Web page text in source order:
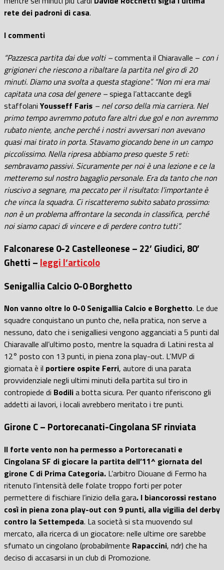
rete dei padroni di casa.
I commenti
“Pazzesca partita dai due volti –commenta il Chiaravalle – con i
grigioneri che riescono a ribaltare la partita nel giro di 20
minuti. Diamo una svolta a questa stagione”. “Non mi era mai
capitata una cosa del genere –spiega l’attaccante degli
staffolaniYousseff Faris – nel corso della mia carriera. Nel
primo tempo avremmo potuto fare altri due gol e non avremmo
rubato niente, anche perché i nostri avversari non avevano
quasi mai tirato in porta. Stavamo giocando bene in un campo
piccolissimo. Nella ripresa abbiamo preso queste 5 reti:
sembravamo passivi. Sicuramente per noi è una lezione e ce la
metteremo sul nostro bagaglio personale. Era da tanto che non
riuscivo a segnare, ma peccato per il risultato: l’importante è
che vinca la squadra. Ci riscatteremo subito sabato prossimo:
non è un problema affrontare la seconda in classifica, perché
noi siamo capaci di vincere e di perdere contro tutti”.
Falconarese 0-2 Castelleonese – 22’ Giudici, 80’
Ghetti – leggi l’articolo
Senigallia Calcio 0-0 Borghetto
Non vanno oltre lo 0-0 Senigallia Calcio e Borghetto. Le due
squadre conquistano un punto che, nella pratica, non serve a
nessuno, dato che i senigalliesi vengono agganciati a 5 punti dal
Chiaravalle all’ultimo posto, mentre la squadra di Latini resta al
12° posto con 13 punti, in piena zona play-out. L’MVP di
giornata è il portiere ospite Ferri, autore di una parata
provvidenziale negli ultimi minuti della partita sul tiro in
contropiede di Bodilia botta sicura. Per quanto riferiscono gli
addetti ai lavori, i locali avrebbero meritato i tre punti.
Girone C – Portorecanati-Cingolana SF rinviata
Il forte vento non ha permesso a Portorecanati e
Cingolana SF di giocare la partita dell’11^ giornata del
girone C di Prima Categoria. L’arbitro Diouane di Fermo ha
ritenuto l’intensità delle folate troppo forti per poter
permettere di fischiare l’inizio della gara. I biancorossi restano
così in piena zona play-out con 9 punti, alla vigilia del derby
contro la Settempeda. La società si sta muovendo sul
mercato, alla ricerca di un giocatore: nelle ultime ore sarebbe
sfumato un cingolano (probabilmente Rapaccini, ndr) che ha
deciso di accasarsi in un club di Promozione.